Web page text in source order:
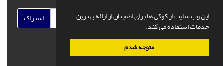
این وب سایت از کوکی ها برای اطمینان از ارائه بهترین
خدمات استفاده می کند.
متوجه شدم
اشتراک